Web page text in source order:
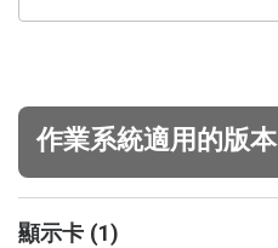
作業系統適用的版本
顯示卡 (1)